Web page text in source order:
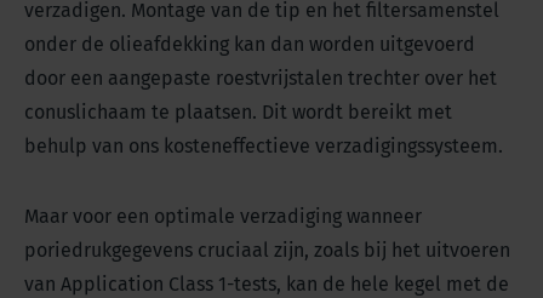
verzadigen. Montage van de tip en het filtersamenstel
onder de olieafdekking kan dan worden uitgevoerd
door een aangepaste roestvrijstalen trechter over het
conuslichaam te plaatsen. Dit wordt bereikt met
behulp van ons kosteneffectieve verzadigingssysteem.
Maar voor een optimale verzadiging wanneer
poriedrukgegevens cruciaal zijn, zoals bij het uitvoeren
van Application Class 1-tests, kan de hele kegel met de